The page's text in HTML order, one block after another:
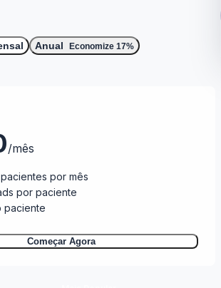
Anual Economize 17%
/mês
por mês
por paciente
paciente
Começar Agora